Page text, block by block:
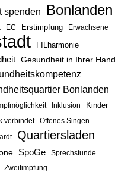
spenden Bonlanden
EC Erstimpfung Erwachsene
FILharmonie
Gesundheit in Ihrer Hand
Bonlanden
Inklusion Kinder
verbindet
Offenes Singen
Quartiersladen
SpoGe Sprechstunde
Zweitimpfung